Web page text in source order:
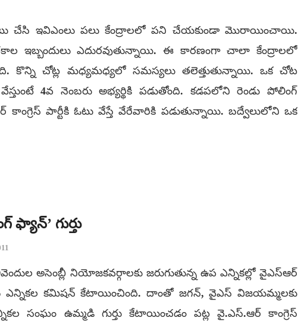
చేసి ఇవిఎంలు పలు కేంద్రాలలో పని చేయకుండా మొరాయించాయి.
ఇబ్బందులు ఎదురవుతున్నాయి. ఈ కారణంగా చాలా కేంద్రాలలో
కొన్ని చోట్ల మధ్యమధ్యలో సమస్యలు తలెత్తుతున్నాయి. ఒక చోట
4వ నెంబరు అభ్యర్థికి పడుతోంది. కడపలోని రెండు పోలింగ్
పార్టీకి ఓటు వేస్తే వేరేవారికి పడుతున్నాయి. బద్వేలులోని ఒక
ఫ్యాన్’ గుర్తు
అసెంబ్లీ నియోజకవర్గాలకు జరుగుతున్న ఉప ఎన్నికల్లో వైఎస్‌ఆర్
ఎన్నికల కమిషన్ కేటాయించింది. దాంతో జగన్, వైఎస్ విజయమ్మలకు
సంఘం ఉమ్మడి గుర్తు కేటాయించడం పట్ల వై.ఎస్.ఆర్ కాంగ్రెస్